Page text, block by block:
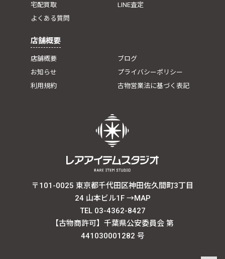
宅配買取
LINE査定
よくある質問
店舗概要
店舗概要
ブログ
お知らせ
プライバシーポリシー
利用規約
古物営業法に基づく表記
〒101-0025 東京都千代田区神田佐久間町3丁目
24 山本ビル1F →MAP
TEL 03-4362-8427
【古物商許可】千葉県公安委員会 第
441030001282 号